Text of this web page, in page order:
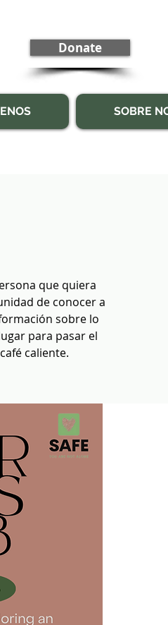
Donate
SOBRE
que quiera
de conocer a
sobre lo
para pasar el
caliente.